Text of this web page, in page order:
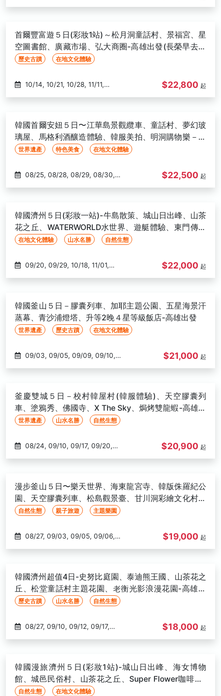
10/05, 10/12, 10/26, 11/02, 11/16,
首爾豐富遊５日(彩妝1站)～松月洞童話村、景福宮、星
空圖書館、廣藏市場、弘大商圈-高雄出發(長榮早去晚
回)
歷史古蹟 在地文化體驗
11/18, 11/25, 12/02, 12/09, 12/16
$22,800 起
韓國首爾安妞５日〜江華島景觀纜車、童話村、夢幻玻
璃屋、馬格利酒釀造體驗、韓服美拍、明洞購物樂－高
雄出發
世界遺產 特色美食 在地文化體驗
09/01, 09/03, 09/04, 09/05,
09/11, 09/12, 09/13, 09/15, 09/17,
09/18, 09/19, 09/20, 09/22,
09/29, 10/01, 10/02, 10/03,
10/04, 10/10, 10/13, 10/15, 10/16,
10/27, 10/29, 10/30, 10/31
$22,500 起
韓國濟州５日(彩妝一站)-牛島散策、城山日出峰、山茶
花之丘、WATERWORLD水世界、遊艇體驗、東門傳統
市場-高雄出發
在地文化體驗 山水名勝 自然生態
11/03, 11/08, 11/10, 11/15, 11/17,
12/08, 12/13, 12/15
$22,000 起
韓國釜山５日－膠囊列車、加耶主題公園、五星海景汗
蒸幕、青沙浦燈塔、升等2晚４星等級飯店-高雄出發
世界遺產 歷史古蹟 在地文化體驗
09/12, 09/15, 09/17, 09/19,
10/01, 10/03, 10/05, 10/09,
10/13, 10/14, 10/17, 10/20, 10/21,
10/26, 10/27, 10/28, 10/29, 10/31
$21,000 起
釜慶雙城５日－校村韓屋村(韓服體驗)、天空膠囊列
車、塗鴉秀、佛國寺、X The Sky、焗烤雙龍蝦-高雄出
發世界遺產 山水名勝 自然生態
09/21, 09/27, 09/28, 10/01,
10/26, 10/29, 11/14, 11/16, 11/17,
11/17, 11/18, 11/20, 11/22, 11/26,
11/27, 11/28, 11/30, 12/02, 12/03,
12/07, 12/08, 12/11, 12/13, 12/16,
12/28, 01/02, 01/05, 01/07,
02/16, 02/20, 02/21, 02/22,
02/24, 02/28, 03/04, 03/05,
03/07, 03/08, 03/10, 03/13,
$20,900 起
漫步釜山５日〜樂天世界、海東龍宮寺、韓版侏羅紀公
園、天空膠囊列車、松島觀景臺、甘川洞彩繪文化村、
穿韓服體驗-高雄出發
自然生態 親子旅遊 主題樂園
$19,000 起
韓國濟州超值4日-史努比庭園、泰迪熊王國、山茶花之
丘、松堂童話村主題花園、老衡光影浪漫花園-高雄出
發歷史古蹟 山水名勝 自然生態
09/19, 10/15, 10/17, 10/22, 10/29,
11/21, 11/26, 11/28, 12/03, 12/05,
12/10, 12/12, 12/17, 12/19
$18,000 起
韓國漫旅濟州５日(彩妝1站)-城山日出峰、海女博物
館、城邑民俗村、山茶花之丘、Super Flower咖啡廳-
高雄出發
自然生態 在地文化體驗